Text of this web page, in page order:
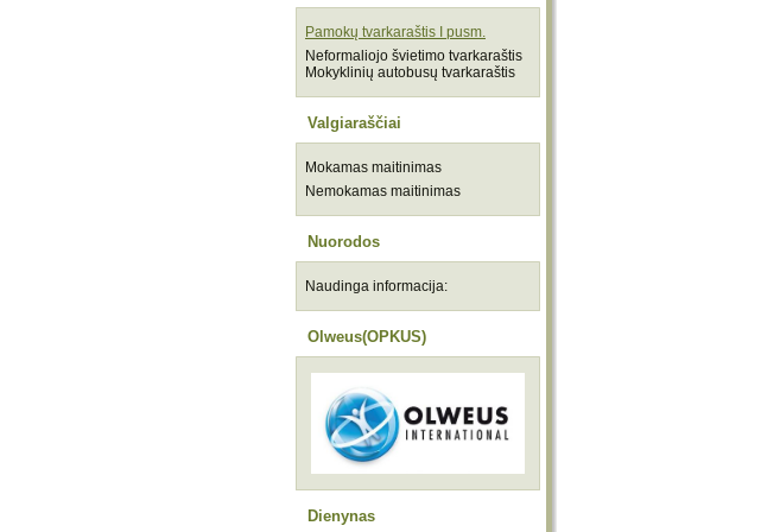
Pamokų tvarkaraštis I pusm.
Neformaliojo švietimo tvarkaraštis
Mokyklinių autobusų tvarkaraštis
Valgiaraščiai
Mokamas maitinimas
Nemokamas maitinimas
Nuorodos
Naudinga informacija:
Olweus(OPKUS)
Dienynas